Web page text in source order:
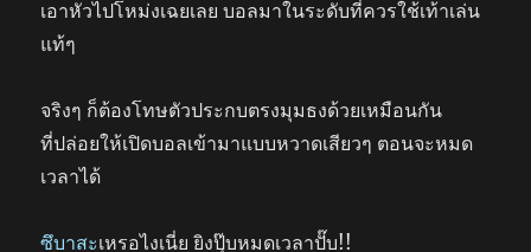
เอาหัวไปโหม่งเฉยเลย บอลมาในระดับที่ควรใช้เท้าเล่น
แท้ๆ
จริงๆ ก็ต้องโทษตัวประกบตรงมุมธงด้วยเหมือนกัน
ที่ปล่อยให้เปิดบอลเข้ามาแบบหวาดเสียวๆ ตอนจะหมด
เวลาได้
ซึบาสะเหรอไงเนี่ย ยิงปุ๊บหมดเวลาปั๊บ!!